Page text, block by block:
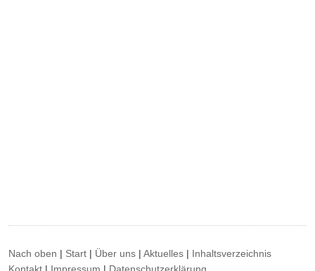
Nach oben | Start | Über uns |Aktuelles | Inhaltsverzeichnis